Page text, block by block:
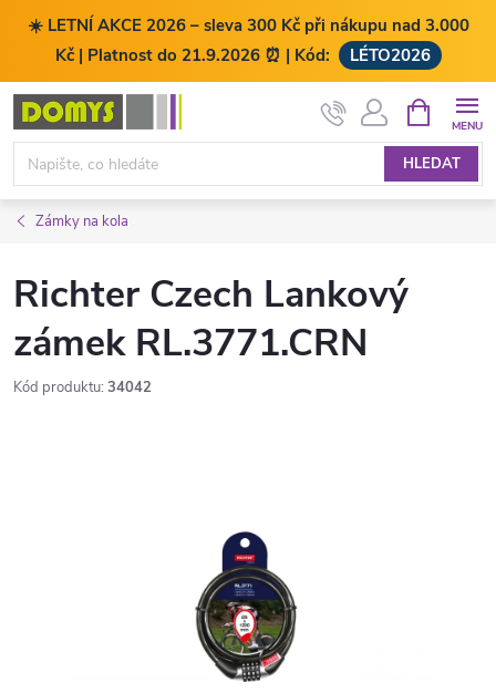
☀️ LETNÍ AKCE 2026 – sleva 300 Kč při nákupu nad 3.000
Kč | Platnost do 21.9.2026 ⏰ | Kód:
LÉTO2026
Přejít
obsah
HLEDAT
NÁKUPNÍ
KOŠÍK
Zámky na kola
Richter Czech Lankový
zámek RL.3771.CRN
Kód produktu: 34042